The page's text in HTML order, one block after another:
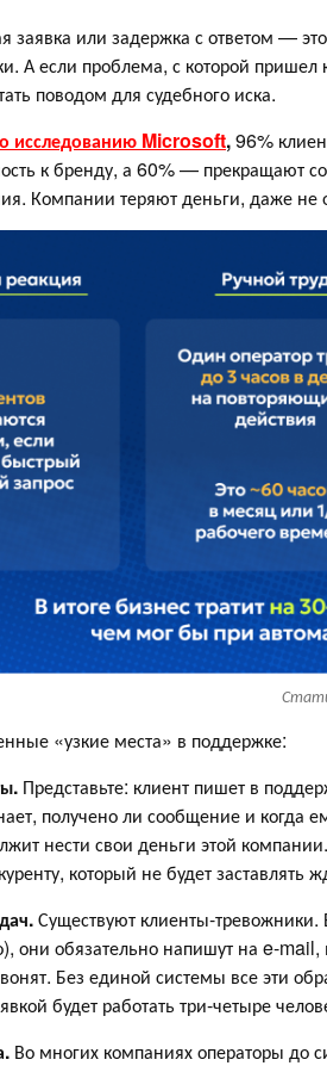
заявка или задержка с ответом —
А если проблема, с которой
поводом для судебного иска.
исследованию Microsoft,96%
к бренду, а 60% — прекращают
Компании теряют деньги, даже
«узкие места» в поддержке:
Представьте: клиент пишет в
получено ли сообщение и когда
нести свои деньги этой
который не будет заставлять
Существуют клиенты-
они обязательно напишут на e-
Без единой системы все эти
будет работать три-четыре
Во многих компаниях операторы до